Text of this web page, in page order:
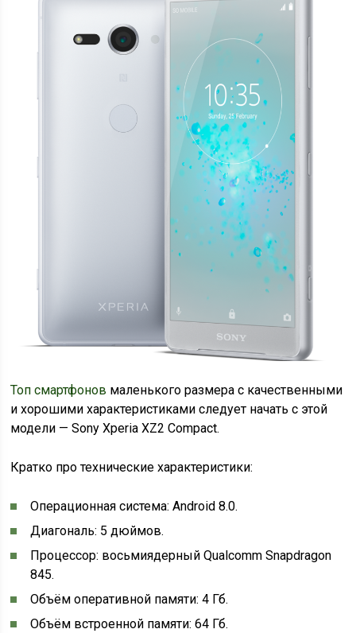
Топ смартфонов маленького размера с качественными
и хорошими характеристиками следует начать с этой
модели — Sony Xperia XZ2 Compact.
Кратко про технические характеристики:
Операционная система: Android 8.0.
Диагональ: 5 дюймов.
Процессор: восьмиядерный Qualcomm Snapdragon
845.
Объём оперативной памяти: 4 Гб.
Объём встроенной памяти: 64 Гб.